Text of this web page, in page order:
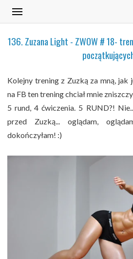
136. Zuzana Light - ZWOW # 18-
Kolejny trening z Zuzką za mną, jak
na FB ten trening chciał mnie
5 rund, 4 ćwiczenia. 5 RUND?!
przed Zuzką... oglądam,
dokończyłam! :)